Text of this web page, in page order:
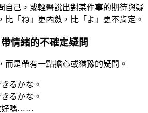
自己，或輕聲說出對某件事的期待與疑
比「ね」更內斂，比「よ」更不肯定。
情緒的不確定疑問
而是帶有一點擔心或猶豫的疑問。
るかな。
るかな。
好嗎……